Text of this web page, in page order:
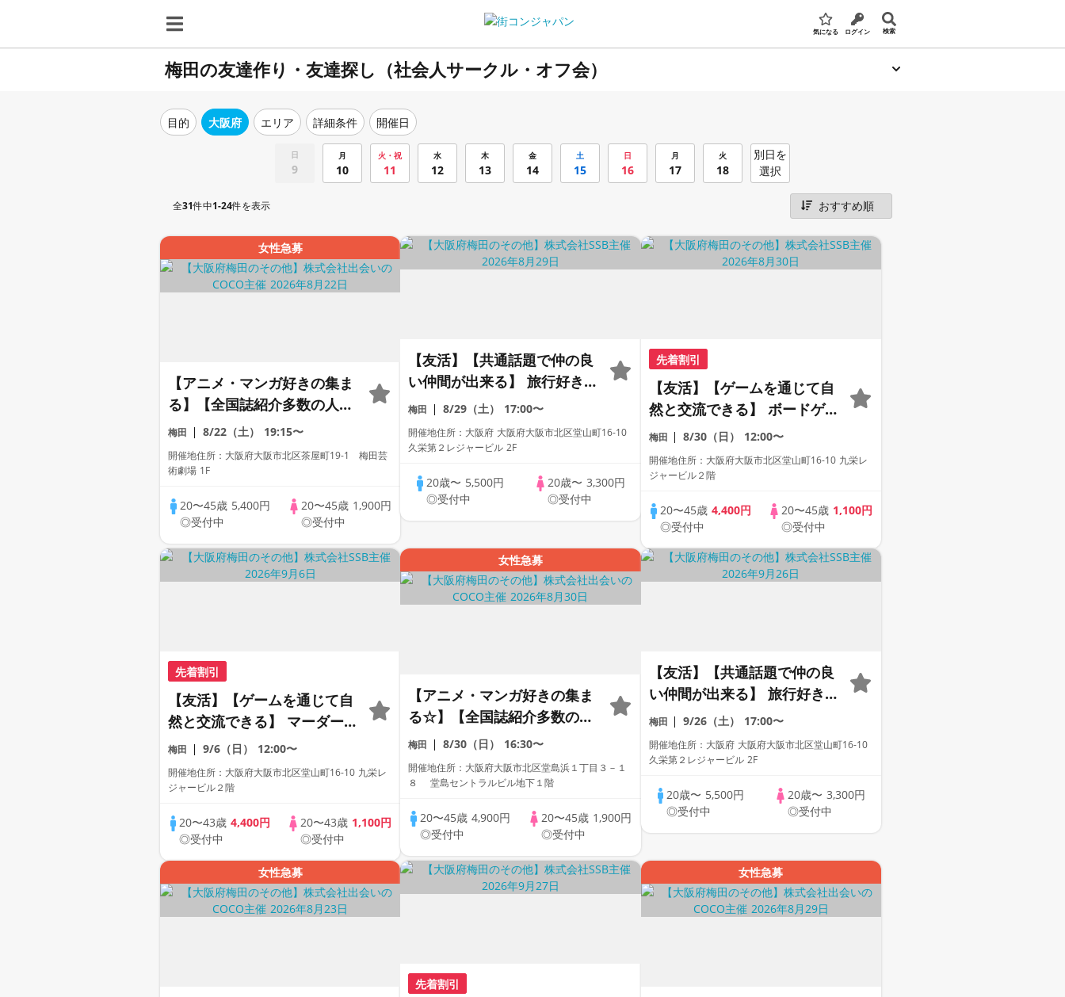
気になる ログイン 検索
梅田の友達作り・友達探し（社会人サークル・オフ会）
目的 大阪府 エリア 詳細条件 開催日
日
9
月
10
火・祝
11
水
12
木
13
金
14
土
15
日
16
月
17
火
18
別日を
選択
全31件中1-24件を表示
女性急募
【アニメ・マンガ好きの集ま
る】【全国誌紹介多数の人気
街コン】【お一人様参加多
数】【友達作り大歓迎】【占
いの館♪出張占いあり】【芸
製焼き立てパン】【LINE交換
自由・席替え有】
梅田 8/22（土） 19:15〜
開催地住所：大阪府大阪市北区茶屋町19-1 梅田芸
術劇場 1F
20〜45歳 5,400円
◎受付中
20〜45歳 1,900円
◎受付中
【友活】【共通話題で仲の良
い仲間が出来る】 旅行好き
会 〜開催実績10年の運営会
社が開催〜
梅田 8/29（土） 17:00〜
開催地住所：大阪府︎ 大阪府大阪市北区堂山町16-10
久栄第２レジャービル 2F
20歳〜 5,500円
◎受付中
20歳〜 3,300円
◎受付中
先着割引
【友活】【ゲームを通じて自
然と交流できる】 ボードゲー
ム会 〜開催実績10年の運営
会社が開催〜
梅田 8/30（日） 12:00〜
開催地住所：大阪府大阪市北区堂山町16-10 九栄レ
ジャービル２階
20〜45歳 4,400円
◎受付中
20〜45歳 1,100円
◎受付中
先着割引
【友活】【ゲームを通じて自
然と交流できる】 マーダーミ
ステリーとボードゲーム
会 〜開催実績10年の運営会
社が開催〜
梅田 9/6（日） 12:00〜
開催地住所：大阪府大阪市北区堂山町16-10 九栄レ
ジャービル２階
20〜43歳4,400円
◎受付中
20〜43歳 1,100円
◎受付中
女性急募
【アニメ・マンガ好きの集ま
る☆】【全国誌紹介多数の人
気街コン☆】【お一人様参加
多数】【友達作り大歓迎】
【新築ダイニング】【本格ド
交換自由・席替え有】
梅田 8/30（日） 16:30〜
開催地住所：大阪府大阪市北区堂島浜１丁目３－１
８ 堂島セントラルビル地下１階
20〜45歳 4,900円
◎受付中
20〜45歳 1,900円
◎受付中
【友活】【共通話題で仲の良
い仲間が出来る】 旅行好き
会 〜開催実績10年の運営会
社が開催〜
梅田 9/26（土） 17:00〜
開催地住所：大阪府︎ 大阪府大阪市北区堂山町16-10
久栄第２レジャービル 2F
20歳〜 5,500円
◎受付中
20歳〜3,300円
◎受付中
女性急募
先着割引
女性急募